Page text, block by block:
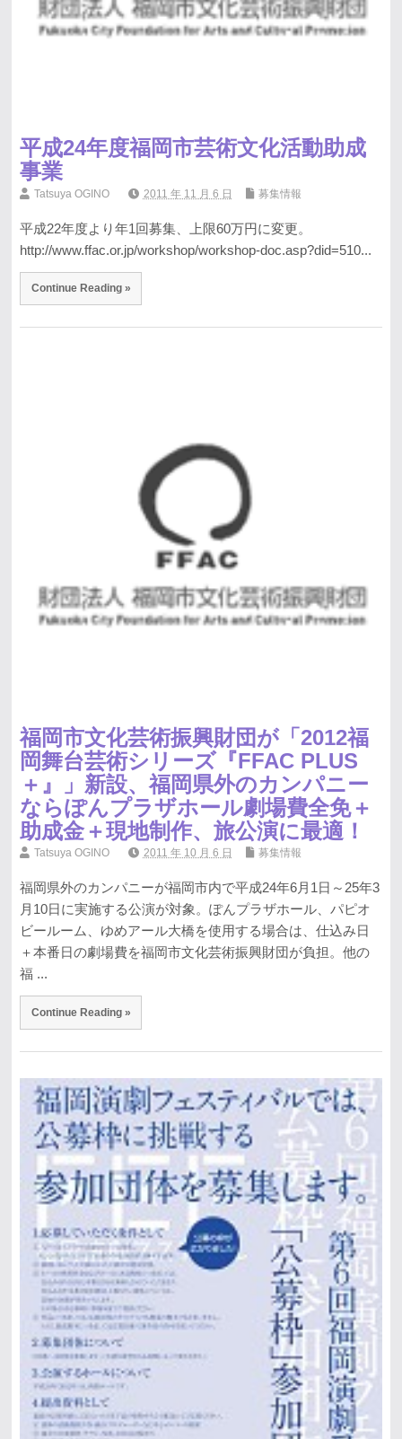
平成24年度福岡市芸術文化活動助成
事業
Tatsuya OGINO 2011 年 11 月 6 日 募集情報
平成22年度より年1回募集、上限60万円に変更。
http://www.ffac.or.jp/workshop/workshop-doc.asp?did=510...
Continue Reading »
福岡市文化芸術振興財団が「2012福
岡舞台芸術シリーズ『FFAC PLUS
＋』」新設、福岡県外のカンパニー
ならぽんプラザホール劇場費全免＋
助成金＋現地制作、旅公演に最適！
Tatsuya OGINO 2011 年 10 月 6 日 募集情報
福岡県外のカンパニーが福岡市内で平成24年6月1日～25年3
月10日に実施する公演が対象。ぽんプラザホール、パピオ
ビールーム、ゆめアール大橋を使用する場合は、仕込み日
＋本番日の劇場費を福岡市文化芸術振興財団が負担。他の
福 ...
Continue Reading »